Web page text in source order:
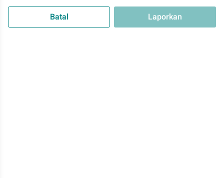
Batal Laporkan